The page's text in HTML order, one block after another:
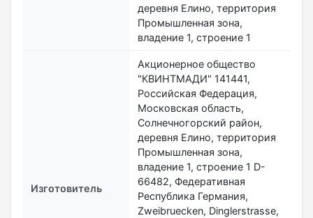
деревня Елино, территория
Промышленная зона,
владение 1, строение 1
Изготовитель
Акционерное общество
"КВИНТМАДИ" 141441,
Российская Федерация,
Московская область,
Солнечногорский район,
деревня Елино, территория
Промышленная зона,
владение 1, строение 1 D-
66482, Федеративная
Республика Германия,
Zweibruecken, Dinglerstrasse,